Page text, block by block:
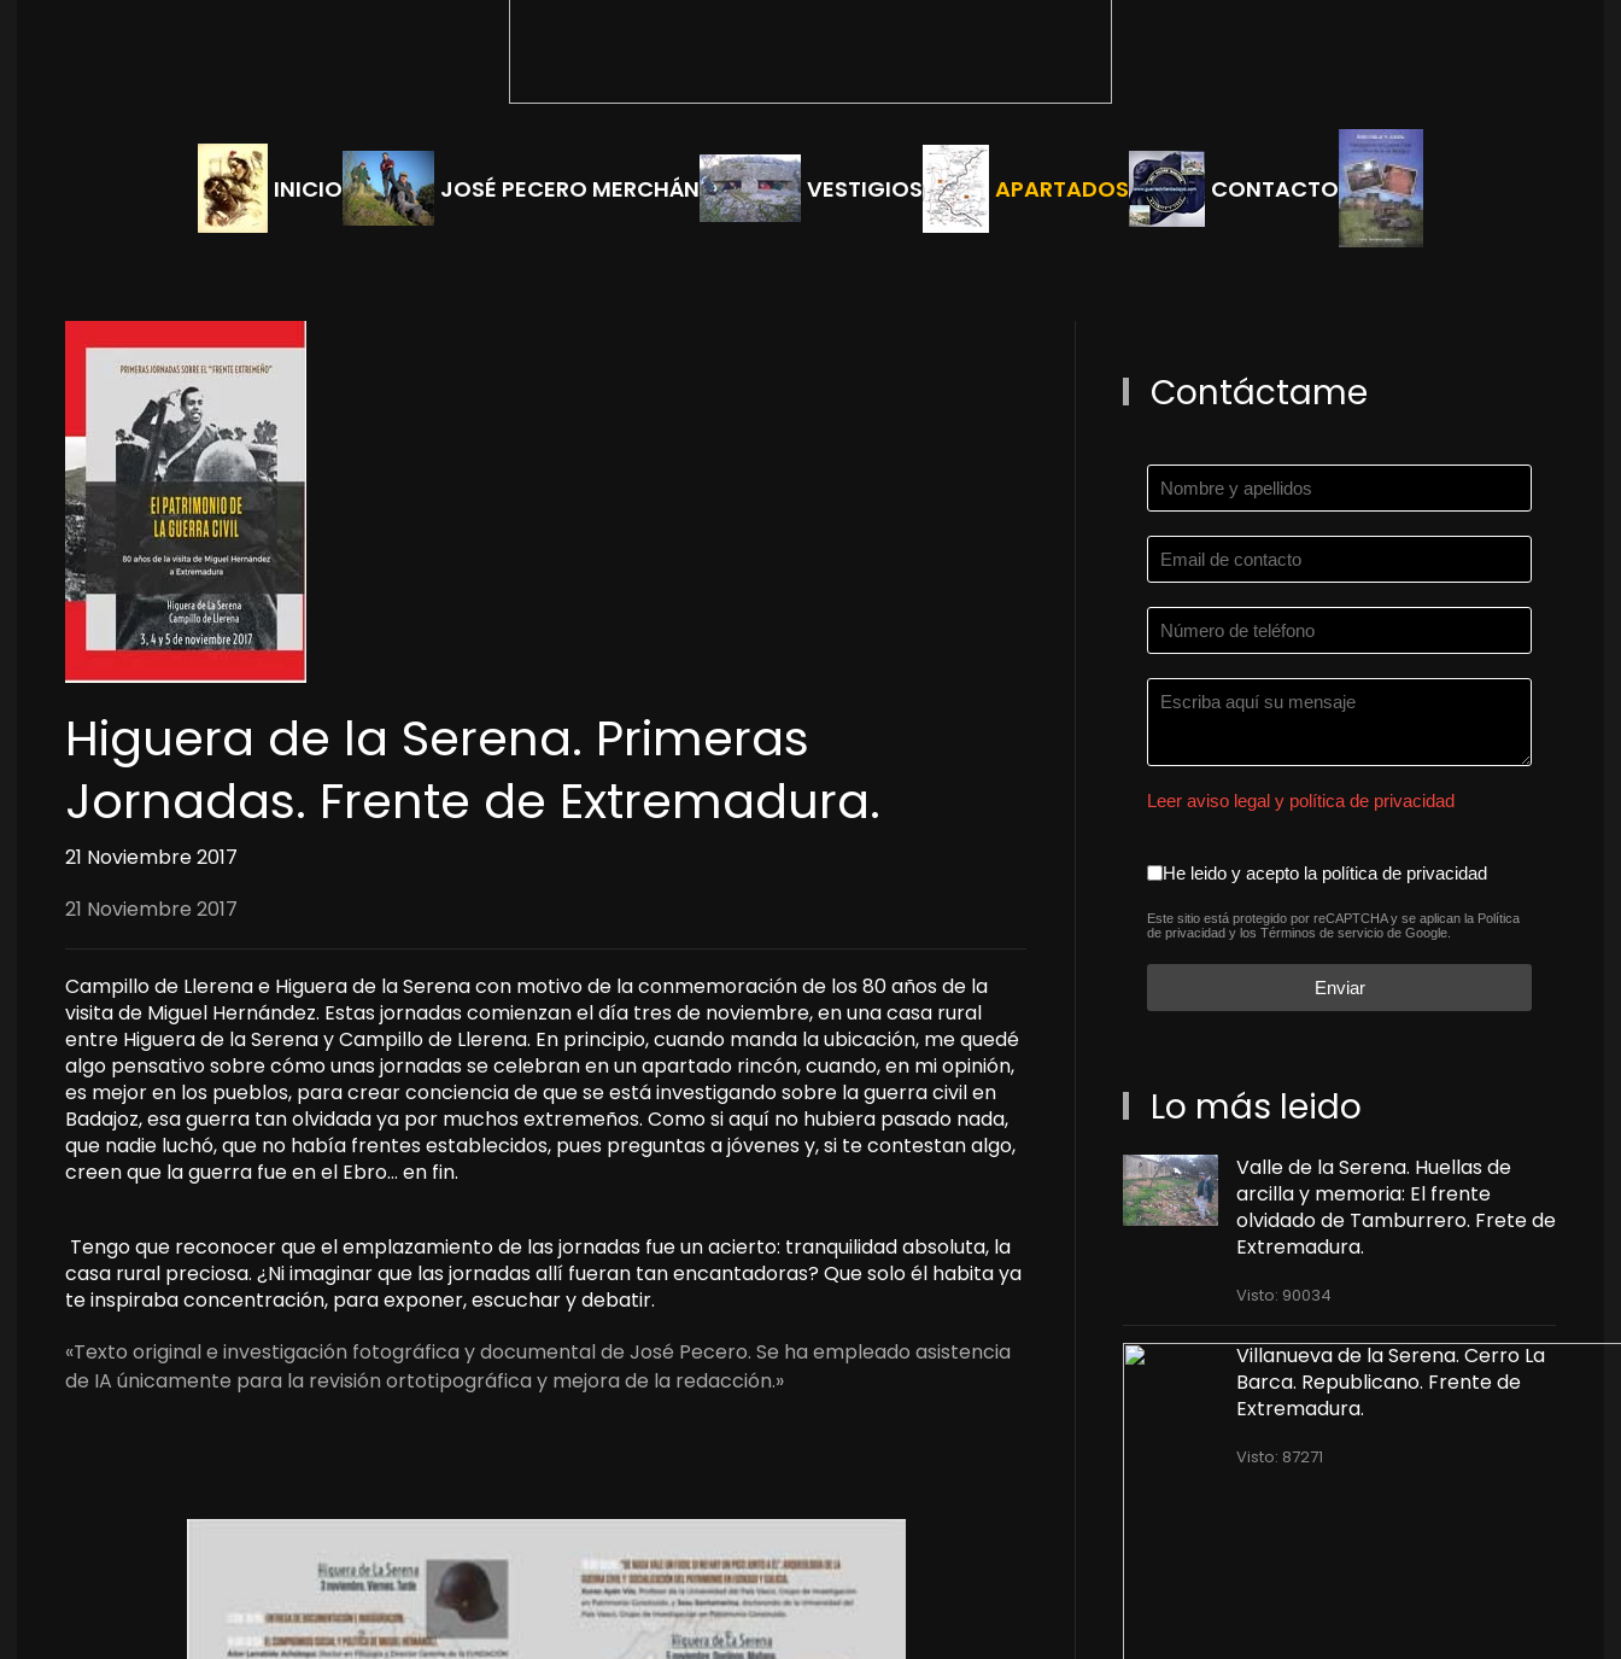
INICIO JOSÉ PECERO MERCHÁN VESTIGIOS APARTADOS CONTACTO
Higuera de la Serena. Primeras
Jornadas. Frente de Extremadura.
21 Noviembre 2017
21 Noviembre 2017
Campillo de Llerena e Higuera de la Serena con motivo de la conmemoración de los 80 años de la
visita de Miguel Hernández. Estas jornadas comienzan el día tres de noviembre, en una casa rural
entre Higuera de la Serena y Campillo de Llerena. En principio, cuando manda la ubicación, me quedé
algo pensativo sobre cómo unas jornadas se celebran en un apartado rincón, cuando, en mi opinión,
es mejor en los pueblos, para crear conciencia de que se está investigando sobre la guerra civil en
Badajoz, esa guerra tan olvidada ya por muchos extremeños. Como si aquí no hubiera pasado nada,
que nadie luchó, que no había frentes establecidos, pues preguntas a jóvenes y, si te contestan algo,
creen que la guerra fue en el Ebro… en fin.
Tengo que reconocer que el emplazamiento de las jornadas fue un acierto: tranquilidad absoluta, la
casa rural preciosa. ¿Ni imaginar que las jornadas allí fueran tan encantadoras? Que solo él habita ya
te inspiraba concentración, para exponer, escuchar y debatir.
«Texto original e investigación fotográfica y documental de José Pecero. Se ha empleado asistencia
de IA únicamente para la revisión ortotipográfica y mejora de la redacción.»
Contáctame
Leer aviso legal y política de privacidad
aceptacion política de
He leido y acepto la política de privacidad
reCAPTCHA*
Este sitio está protegido por reCAPTCHA y se aplican la Política
de privacidad y losTérminos de servicio de Google.
Enviar
Lo más leido
Valle de la Serena. Huellas de
arcilla y memoria: El frente
olvidado de Tamburrero. Frete de
Extremadura.
Visto: 90034
Villanueva de la Serena. Cerro La
Barca. Republicano. Frente de
Extremadura.
Visto: 87271